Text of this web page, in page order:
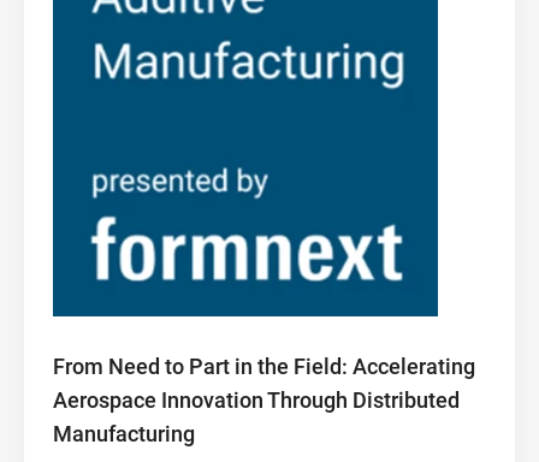
From Need to Part in the Field: Accelerating
Aerospace Innovation Through Distributed
Manufacturing